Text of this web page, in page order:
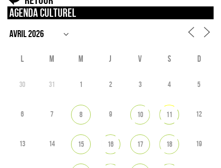
Agenda culturel
L M M J V S D
30 31 1 2 3 4 5
6 7 8 9 10 11 12
13 14 15 16 17 18 19